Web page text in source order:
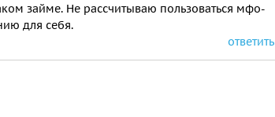
займе. Не рассчитываю пользоваться мфо-
для себя.
ответить